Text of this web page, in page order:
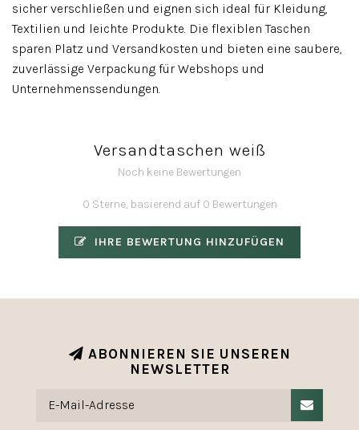
sicher verschließen und eignen sich ideal für Kleidung,
Textilien und leichte Produkte. Die flexiblen Taschen
sparen Platz und Versandkosten und bieten eine saubere,
zuverlässige Verpackung für Webshops und
Unternehmenssendungen.
Versandtaschen weiß
Noch keine Bewertungen
0 Sterne, basierend auf 0 Bewertungen
IHRE BEWERTUNG HINZUFÜGEN
ABONNIEREN SIE UNSEREN
NEWSLETTER